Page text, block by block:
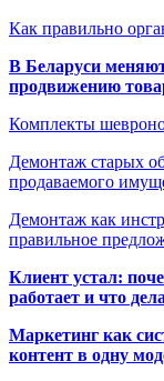
Как правильно
В Беларуси
продвижению
Комплекты
Демонтаж старых
продаваемого
Демонтаж как
правильное
Клиент устал:
работает и что
Маркетинг как
контент в одну